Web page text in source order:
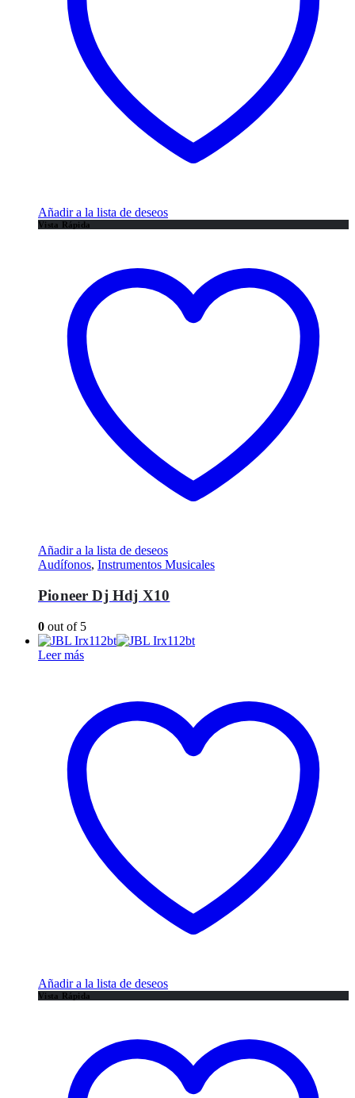
Añadir a la lista de deseos
Vista Rápida
Añadir a la lista de deseos
Audífonos, Instrumentos Musicales
Pioneer Dj Hdj X10
0 out of 5
Leer más
Añadir a la lista de deseos
Vista Rápida